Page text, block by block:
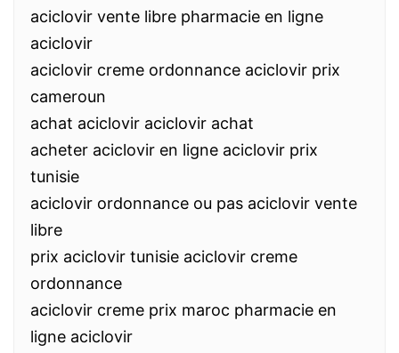
aciclovir vente libre pharmacie en ligne
aciclovir
aciclovir creme ordonnance aciclovir prix
cameroun
achat aciclovir aciclovir achat
acheter aciclovir en ligne aciclovir prix
tunisie
aciclovir ordonnance ou pas aciclovir vente
libre
prix aciclovir tunisie aciclovir creme
ordonnance
aciclovir creme prix maroc pharmacie en
ligne aciclovir